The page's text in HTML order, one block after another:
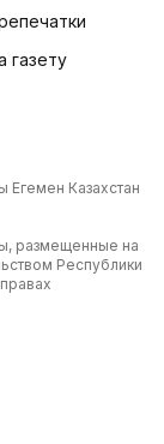
газету
Егемен Казахстан
размещенные на
Республики